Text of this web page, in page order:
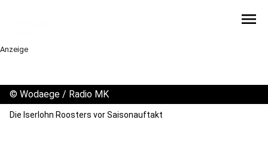
menu
Anzeige
© Wodaege / Radio MK
Die Iserlohn Roosters vor Saisonauftakt